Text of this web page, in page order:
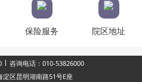
保险服务 院区地址
咨询电话：010-53826000
区昆明湖南路51号E座